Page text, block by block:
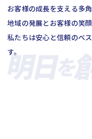
日本クレアス社会保険
日本クレアス弁護士法人
株式会社コーポレート
お客様の成長を支える多
地域の発展とお客様の笑
私たちは安心と信頼のベ
す。